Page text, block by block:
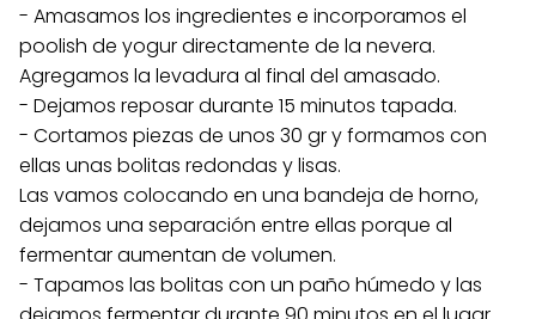
- Amasamos los ingredientes e incorporamos el
poolish de yogur directamente de la nevera.
Agregamos la levadura al final del amasado.
- Dejamos reposar durante 15 minutos tapada.
- Cortamos piezas de unos 30 gr y formamos con
ellas unas bolitas redondas y lisas.
Las vamos colocando en una bandeja de horno,
dejamos una separación entre ellas porque al
fermentar aumentan de volumen.
- Tapamos las bolitas con un paño húmedo y las